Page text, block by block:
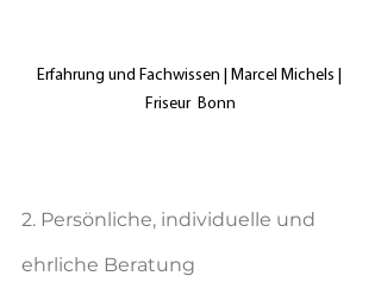
Erfahrung und Fachwissen | Marcel Michels |
Friseur  Bonn
2. Persönliche, individuelle und
ehrliche Beratung